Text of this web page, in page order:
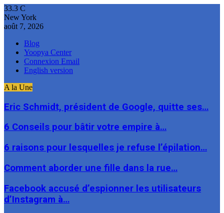
33.3 C
New York
août 7, 2026
Blog
Yoopya Center
Connexion Email
English version
A la Une
Eric Schmidt, président de Google, quitte ses…
6 Conseils pour bâtir votre empire à…
6 raisons pour lesquelles je refuse l’épilation…
Comment aborder une fille dans la rue…
Facebook accusé d’espionner les utilisateurs
d’Instagram à…